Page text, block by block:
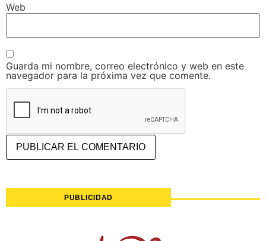
Web
Guarda mi nombre, correo electrónico y web en este
navegador para la próxima vez que comente.
PUBLICIDAD